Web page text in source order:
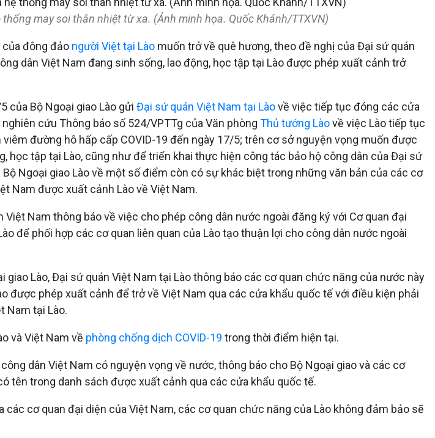
may soi thân nhiệt từ xa. (Ảnh minh họa. Quốc Khánh/TTXVN)
đông đảo người Việt tại Lào muốn trở về quê hương, theo đề nghị của Đại sứ quán
dân Việt Nam đang sinh sống, lao động, học tập tại Lào được phép xuất cảnh trở
của Bộ Ngoại giao Lào gửi Đại sứ quán Việt Nam tại Làovề việc tiếp tục đóng các cửa
cứu Thông báo số 524/VPTTg của Văn phòng Thủ tướng Làovề việc Lào tiếp tục
đường hô hấp cấp COVID-19 đến ngày 17/5; trên cơ sở nguyện vọng muốn được
học tập tại Lào, cũng như để triển khai thực hiện công tác bảo hộ công dân của Đại sứ
Ngoại giao Lào về một số điểm còn có sự khác biệt trong những văn bản của các cơ
Nam được xuất cảnh Lào về Việt Nam.
Nam thông báo về việc cho phép công dân nước ngoài đăng ký với Cơ quan đại
để phối hợp các cơ quan liên quan của Lào tạo thuận lợi cho công dân nước ngoài
Lào, Đại sứ quán Việt Nam tại Lào thông báo các cơ quan chức năng của nước này
được phép xuất cảnh để trở về Việt Nam qua các cửa khẩu quốc tế với điều kiện phải
Nam tại Lào.
và Việt Nam về phòng chống dịch COVID-19 trong thời điểm hiện tại.
dân Việt Nam có nguyện vọng về nước, thông báo cho Bộ Ngoại giao và các cơ
tên trong danh sách được xuất cảnh qua các cửa khẩu quốc tế.
cơ quan đại diện của Việt Nam, các cơ quan chức năng của Lào không đảm bảo sẽ